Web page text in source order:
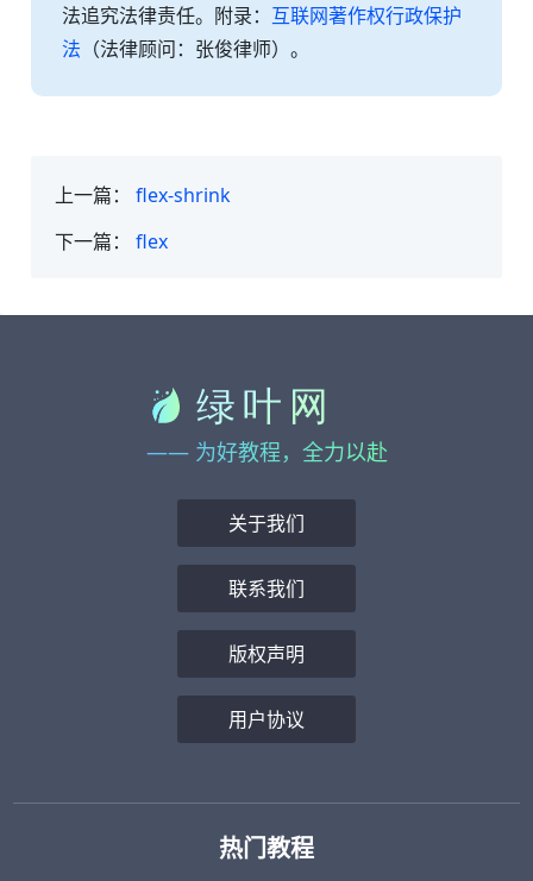
法追究法律责任。附录： 互联网著作权行政保护
法 （法律顾问：张俊律师）。
上一篇： flex-shrink
下一篇： flex
—— 为好教程，全力以赴
关于我们
联系我们
版权声明
用户协议
热门教程